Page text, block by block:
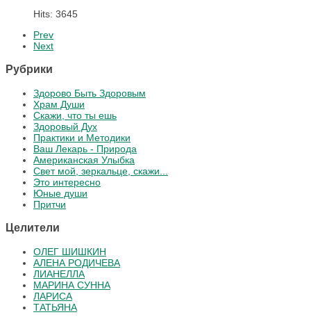
Hits: 3645
Prev
Next
Рубрики
Здорово Быть Здоровым
Храм Души
Скажи, что ты ешь
Здоровый Дух
Практики и Методики
Ваш Лекарь - Природа
Американская Улыбка
Свет мой, зеркальце, скажи...
Это интересно
Юные души
Притчи
Целители
ОЛЕГ ШИШКИН
АЛЕНА РОДИЧЕВА
ЛИАНЕЛЛА
МАРИНА СУННА
ЛАРИСА
ТАТЬЯНА